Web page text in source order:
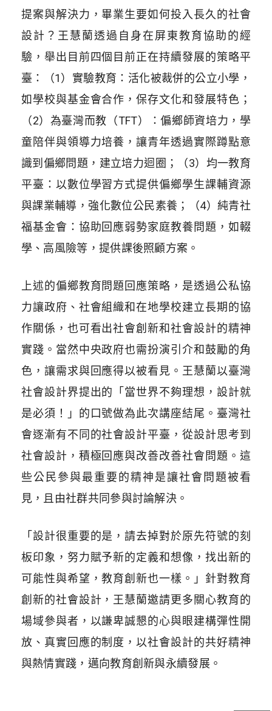
提案與解決力，畢業生要如何投入長久的社會
設計？王慧蘭透過自身在屏東教育協助的經
驗，舉出目前四個目前正在持續發展的策略平
臺：（1）實驗教育：活化被裁併的公立小學，
如學校與基金會合作，保存文化和發展特色；
（2）為臺灣而教（TFT）：偏鄉師資培力，學
童陪伴與領導力培養，讓青年透過實際蹲點意
識到偏鄉問題，建立培力迴圈；（3）均一教育
平臺：以數位學習方式提供偏鄉學生課輔資源
與課業輔導，強化數位公民素養；（4）純青社
福基金會：協助回應弱勢家庭教養問題，如輟
學、高風險等，提供課後照顧方案。
上述的偏鄉教育問題回應策略，是透過公私協
力讓政府、社會組織和在地學校建立長期的協
作關係，也可看出社會創新和社會設計的精神
實踐。當然中央政府也需扮演引介和鼓勵的角
色，讓需求與回應得以被看見。王慧蘭以臺灣
社會設計界提出的「當世界不夠理想，設計就
是必須！」的口號做為此次講座結尾。臺灣社
會逐漸有不同的社會設計平臺，從設計思考到
社會設計，積極回應與改善改善社會問題。這
些公民參與最重要的精神是讓社會問題被看
見，且由社群共同參與討論解決。
「設計很重要的是，請去掉對於原先符號的刻
板印象，努力賦予新的定義和想像，找出新的
可能性與希望，教育創新也一樣。」針對教育
創新的社會設計，王慧蘭邀請更多關心教育的
場域參與者，以謙卑誠懇的心與眼建構彈性開
放、真實回應的制度，以社會設計的共好精神
與熱情實踐，邁向教育創新與永續發展。